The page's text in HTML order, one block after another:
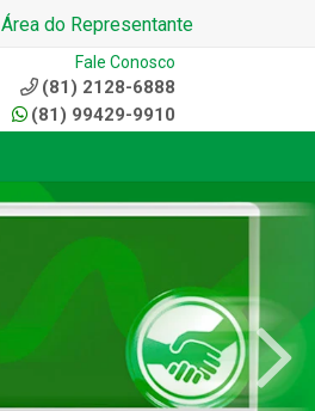
Área do Representante
Fale Conosco
(81) 2128-6888
(81) 99429-9910